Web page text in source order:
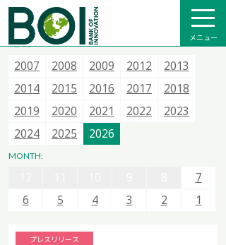
メニュー
全て プレスリリース インフォ
YEAR:
2007 2008 2009 2012
2013
2014
2015 2016 2017
2018
2019
2020 2021 2022
2023
2024
2025 2026
MONTH:
7
6
5 4 3 2 1
2007 2008 2009 2012
2013
2014
2015 2016 2017
2018
2019
2020 2021 2022
2023
2024
2025 2026
7
6
5 4 3 2 1
2007 2008 2013 2014 2015
12 11 10 9 8
6
5 4
2015 2016 2017 2018
2020
2021
2022 2023 2024
2025
2026
12
1
プレスリリース